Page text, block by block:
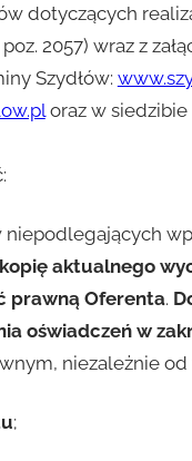
dotyczących
poz. 2057) wraz z
Szydłów:
oraz w siedzibie
kopię aktualnego
prawną Oferenta.
oświadczeń w
niezależnie
;